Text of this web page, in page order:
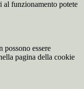
al funzionamento potete
possono essere
pagina della cookie